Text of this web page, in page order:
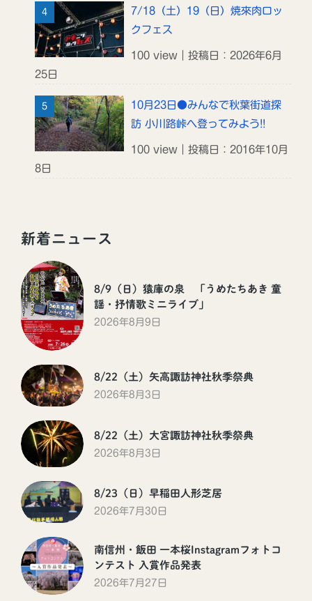
7/18（土）19（日）焼來肉ロッ
クフェス
100 view｜投稿日：2026年6月
25日
10月23日●みんなで秋葉街道探
訪 小川路峠へ登ってみよう!!
100 view｜投稿日：2016年10月
8日
新着ニュース
8/9（日）猿庫の泉 「うめたちあき 童
謡・抒情歌ミニライブ」
2026年8月9日
8/22（土）矢高諏訪神社秋季祭典
2026年8月3日
8/22（土）大宮諏訪神社秋季祭典
2026年8月3日
8/23（日）早稲田人形芝居
2026年7月30日
南信州・飯田 一本桜Instagramフォトコ
ンテスト 入賞作品発表
2026年7月27日